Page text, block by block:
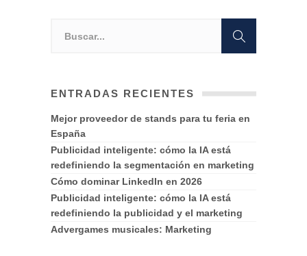
ENTRADAS RECIENTES
Mejor proveedor de stands para tu feria en
España
Publicidad inteligente: cómo la IA está
redefiniendo la segmentación en marketing
Cómo dominar LinkedIn en 2026
Publicidad inteligente: cómo la IA está
redefiniendo la publicidad y el marketing
Advergames musicales: Marketing